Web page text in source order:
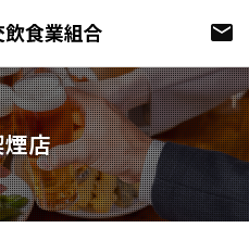
店